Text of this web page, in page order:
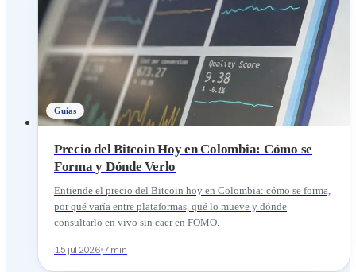
Guías
Precio del Bitcoin Hoy en Colombia: Cómo se
Forma y Dónde Verlo
Entiende el precio del Bitcoin hoy en Colombia: cómo se forma,
por qué varía entre plataformas, qué lo mueve y dónde
consultarlo en vivo sin caer en FOMO.
15 jul 2026 7 min